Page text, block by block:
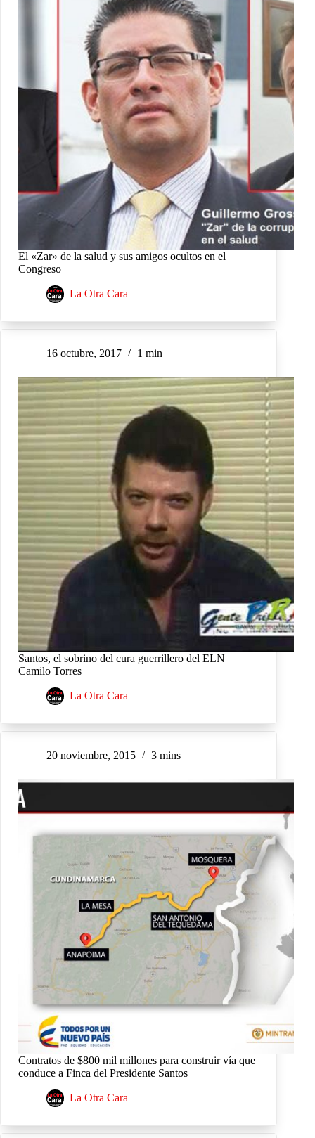
El «Zar» de la salud y sus amigos ocultos en el
Congreso
La Otra Cara
16 octubre, 2017 1 min
Santos, el sobrino del cura guerrillero del ELN
Camilo Torres
La Otra Cara
20 noviembre, 2015 3 mins
Contratos de $800 mil millones para construir vía que
conduce a Finca del Presidente Santos
La Otra Cara